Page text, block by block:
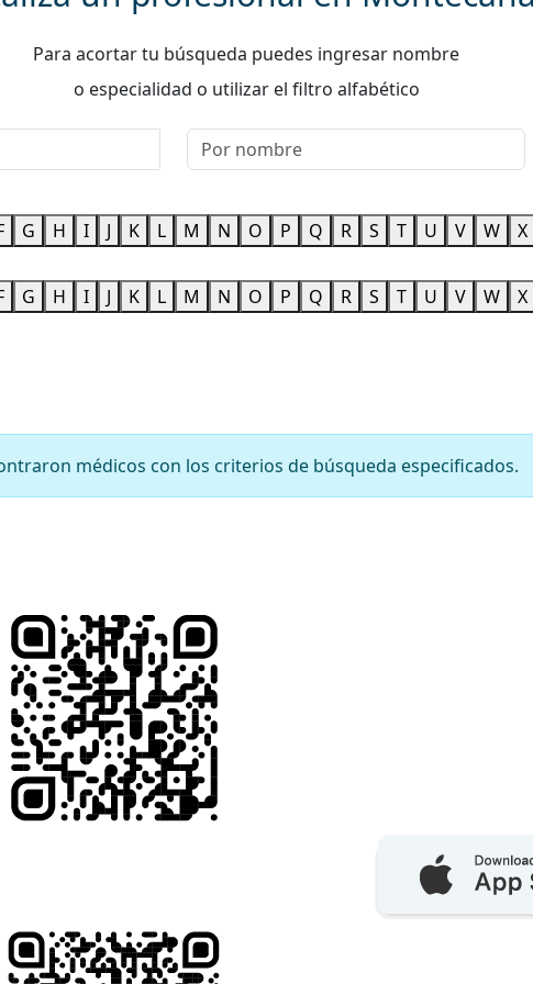
Para acortar tu búsqueda puedes ingresar nombre
o especialidad o utilizar el filtro alfabético
G H I J K L M N O P Q R S T U V W X
G H I J K L M N O P Q R S T U V W X
médicos con los criterios de búsqueda especificados.